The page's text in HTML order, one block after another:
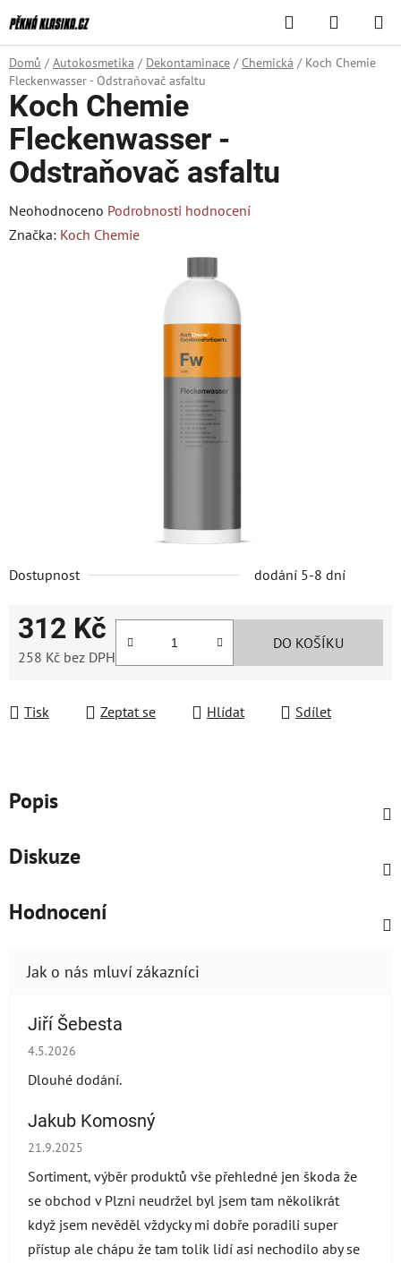
na
obsah
Hledat
KOŠÍK
Domů / Autokosmetika / Dekontaminace / Chemická / Koch Chemie
Fleckenwasser - Odstraňovač asfaltu
Dostupnost dodání 5-8 dní
312 Kč
258 Kč bez DPH
DO KOŠÍKU
Tisk Zeptat se Hlídat Sdílet
Koch Chemie
Fleckenwasser -
Odstraňovač asfaltu
Průměrné
hodnocení
Neohodnoceno Podrobnosti hodnocení
Značka: Koch Chemie
Popis
Diskuze
Hodnocení
Jiří Šebesta
Hodnocení obchodu je 2 z 5 hvězdiček.
4.5.2026
Dlouhé dodání.
Jakub Komosný
Hodnocení obchodu je 5 z 5 hvězdiček.
21.9.2025
Sortiment, výběr produktů vše přehledné jen škoda že
se obchod v Plzni neudržel byl jsem tam několikrát
když jsem nevěděl vždycky mi dobře poradili super
přístup ale chápu že tam tolik lidí asi nechodilo aby se